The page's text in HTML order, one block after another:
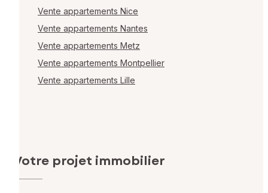
Vente appartements Nice
Vente appartements Nantes
Vente appartements Metz
Vente appartements Montpellier
Vente appartements Lille
Votre projet immobilier